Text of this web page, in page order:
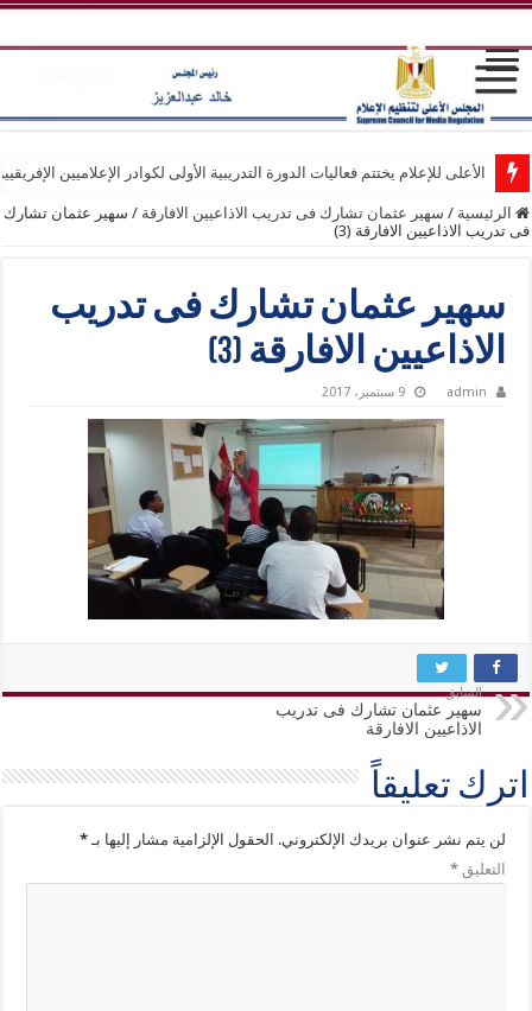
الأعلى للإعلام يختتم فعاليات الدورة التدريبية الأولى لكوادر الإعلاميين
الرئيسية / سهير عثمان تشارك فى تدريب الاذاعيين الافارقة / سهير عثمان تشارك
فى تدريب الاذاعيين الافارقة (3)
سهير عثمان تشارك فى تدريب
الاذاعيين الافارقة (3)
admin 9 سبتمبر، 2017
السابق
سهير عثمان تشارك فى تدريب
الاذاعيين الافارقة
اترك تعليقاً
لن يتم نشر عنوان بريدك الإلكتروني. الحقول الإلزامية مشار إليها بـ*
التعليق*